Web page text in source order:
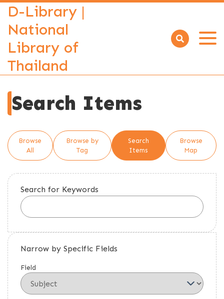
D-Library |
National
Library of
Thailand
Open
Search Items
Browse
All
Browse by
Tag
Search
Items
Browse
Map
Search for Keywords
Narrow by Specific Fields
Field